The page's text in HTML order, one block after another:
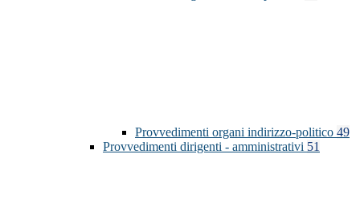
Provvedimenti organi indirizzo-politico 49
Provvedimenti dirigenti - amministrativi 51